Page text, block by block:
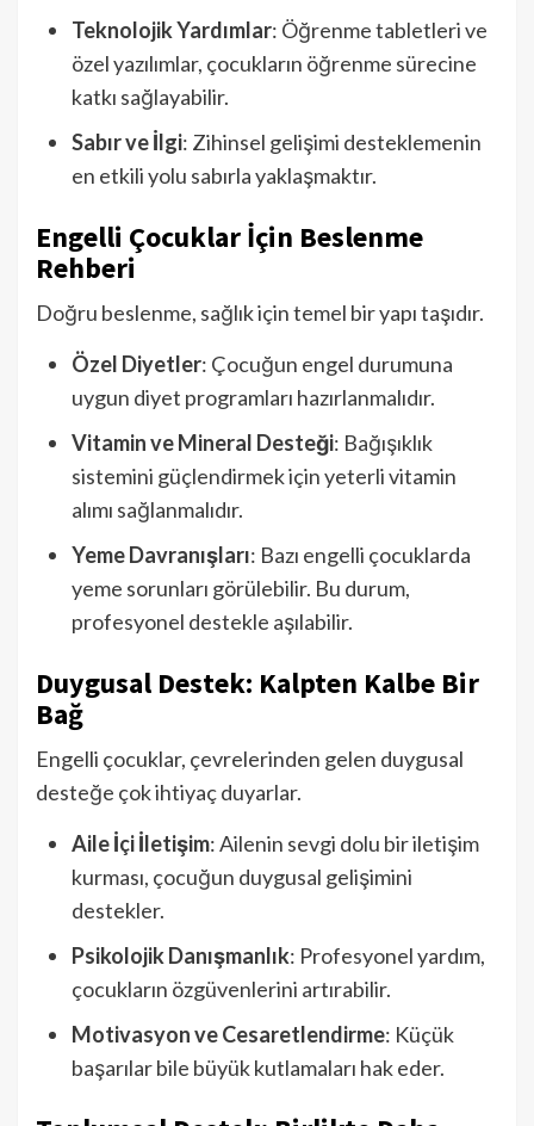
Teknolojik Yardımlar: Öğrenme tabletleri ve
özel yazılımlar, çocukların öğrenme sürecine
katkı sağlayabilir.
Sabır ve İlgi: Zihinsel gelişimi desteklemenin
en etkili yolu sabırla yaklaşmaktır.
Engelli Çocuklar İçin Beslenme
Rehberi
Doğru beslenme, sağlık için temel bir yapı taşıdır.
Özel Diyetler: Çocuğun engel durumuna
uygun diyet programları hazırlanmalıdır.
Vitamin ve Mineral Desteği: Bağışıklık
sistemini güçlendirmek için yeterli vitamin
alımı sağlanmalıdır.
Yeme Davranışları: Bazı engelli çocuklarda
yeme sorunları görülebilir. Bu durum,
profesyonel destekle aşılabilir.
Duygusal Destek: Kalpten Kalbe Bir
Bağ
Engelli çocuklar, çevrelerinden gelen duygusal
desteğe çok ihtiyaç duyarlar.
Aile İçi İletişim: Ailenin sevgi dolu bir iletişim
kurması, çocuğun duygusal gelişimini
destekler.
Psikolojik Danışmanlık: Profesyonel yardım,
çocukların özgüvenlerini artırabilir.
Motivasyon ve Cesaretlendirme: Küçük
başarılar bile büyük kutlamaları hak eder.